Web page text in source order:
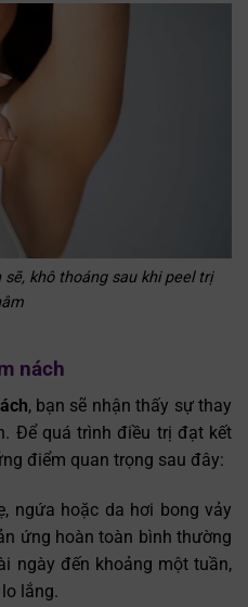
khô thoáng sau khi peel trị
nách
, bạn sẽ nhận thấy sự thay
Để quá trình điều trị đạt kết
điểm quan trọng sau đây:
ngứa hoặc da hơi bong vảy
ứng hoàn toàn bình thường
ngày đến khoảng một tuần,
lắng.